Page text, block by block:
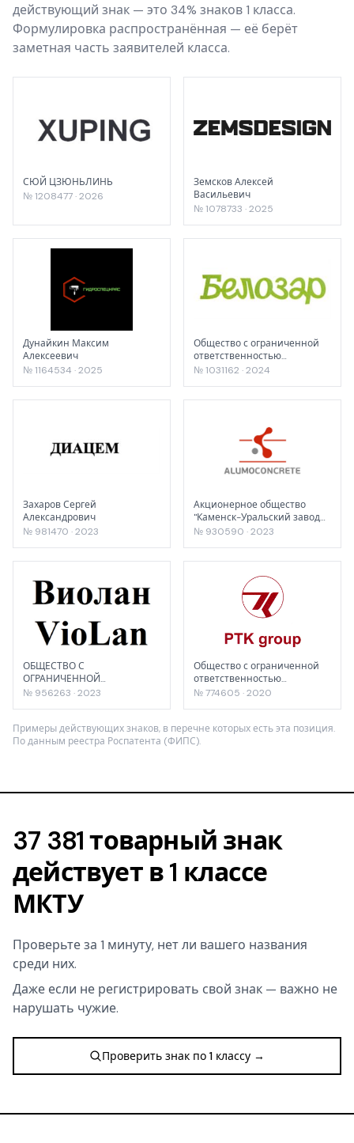
действующий знак — это 34% знаков 1 класса.
Формулировка распространённая — её берёт
заметная часть заявителей класса.
СЮЙ ЦЗЮНЬЛИНЬ
№ 1208477 · 2026
Земсков Алексей
Васильевич
№ 1078733 · 2025
Дунайкин Максим
Алексеевич
№ 1164534 · 2025
Общество с ограниченной
ответственностью
"Матрица-Инжиниринг"
№ 1031162 · 2024
Захаров Сергей
Александрович
№ 981470 · 2023
Акционерное общество
"Каменск-Уральский завод
по обработке цветных
№ 930590 · 2023
ОБЩЕСТВО С
ОГРАНИЧЕННОЙ
ОТВЕТСТВЕННОСТЬЮ
№ 956263 · 2023
Общество с ограниченной
ответственностью
"ПромТехКом"
№ 774605 · 2020
Примеры действующих знаков, в перечне которых есть эта позиция.
По данным реестра Роспатента (ФИПС).
37 381 товарный знак
действует в 1 классе
МКТУ
Проверьте за 1 минуту, нет ли вашего названия
среди них.
Даже если не регистрировать свой знак — важно не
нарушать чужие.
Проверить знак по 1 классу →